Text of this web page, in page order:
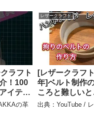
ラフト
！100
イテム
ハンド
の革
レザークラフト
[レザークラフ
年]ベルト制作
ころと難しい
クラ研究所
出典：YouTube /